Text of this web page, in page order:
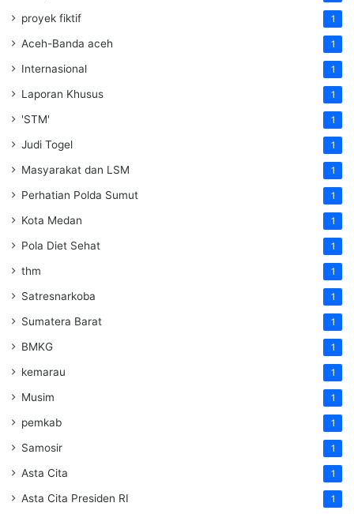
proyek fiktif 1
Aceh-Banda aceh 1
Internasional 1
Laporan Khusus 1
'STM' 1
Judi Togel 1
Masyarakat dan LSM 1
Perhatian Polda Sumut 1
Kota Medan 1
Pola Diet Sehat 1
thm 1
Satresnarkoba 1
Sumatera Barat 1
BMKG 1
kemarau 1
Musim 1
pemkab 1
Samosir 1
Asta Cita 1
Asta Cita Presiden RI 1